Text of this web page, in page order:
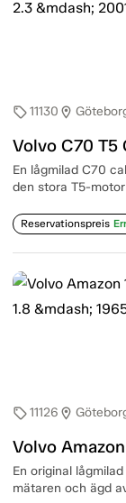
sell11130 location_on
Volvo C70
En lågmilad C70
den stora T5-
Reservationspreis
sell11126 location_on
Volvo
En original
mätaren och ägd